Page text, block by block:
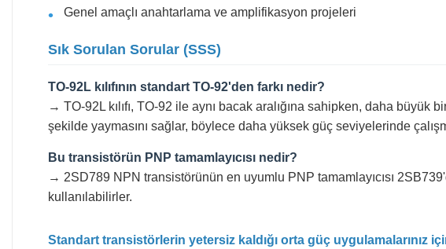
Genel amaçlı anahtarlama ve amplifikasyon projeleri
Sık Sorulan Sorular (SSS)
TO-92L kılıfının standart TO-92'den farkı nedir?
→ TO-92L kılıfı, TO-92 ile aynı bacak aralığına sahipken, daha
şekilde yaymasını sağlar, böylece daha yüksek güç seviyelerinde
Bu transistörün PNP tamamlayıcısı nedir?
→ 2SD789 NPN transistörünün en uyumlu PNP tamamlayıcısı
kullanılabilirler.
Standart transistörlerin yetersiz kaldığı orta güç uygulamalarınız